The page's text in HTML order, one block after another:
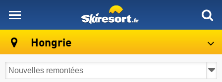
Hongrie